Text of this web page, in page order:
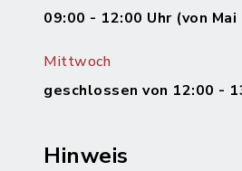
09:00 - 12:00 Uhr (von
Mittwoch
geschlossen von 12:00 -
Hinweis